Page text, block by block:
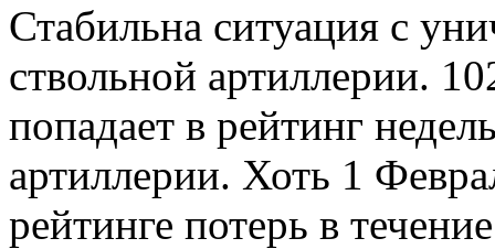
Стабильна ситуация с
ствольной артиллерии.
попадает в рейтинг
артиллерии. Хоть 1
рейтинге потерь в